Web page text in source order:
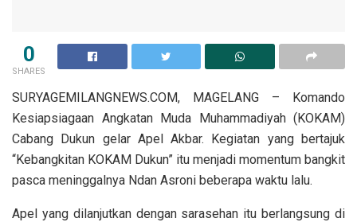
0
SHARES
SURYAGEMILANGNEWS.COM, MAGELANG – Komando
Kesiapsiagaan Angkatan Muda Muhammadiyah (KOKAM)
Cabang Dukun gelar Apel Akbar. Kegiatan yang bertajuk
“Kebangkitan KOKAM Dukun” itu menjadi momentum bangkit
pasca meninggalnya Ndan Asroni beberapa waktu lalu.
Apel yang dilanjutkan dengan sarasehan itu berlangsung di